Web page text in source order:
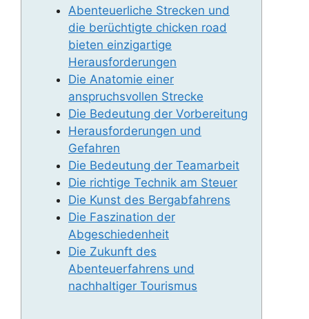
Abenteuerliche Strecken und
die berüchtigte chicken road
bieten einzigartige
Herausforderungen
Die Anatomie einer
anspruchsvollen Strecke
Die Bedeutung der Vorbereitung
Herausforderungen und
Gefahren
Die Bedeutung der Teamarbeit
Die richtige Technik am Steuer
Die Kunst des Bergabfahrens
Die Faszination der
Abgeschiedenheit
Die Zukunft des
Abenteuerfahrens und
nachhaltiger Tourismus